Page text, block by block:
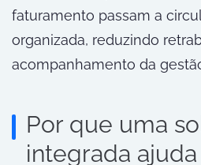
faturamento passam a
organizada, reduzindo
acompanhamento da
Por que uma
integrada